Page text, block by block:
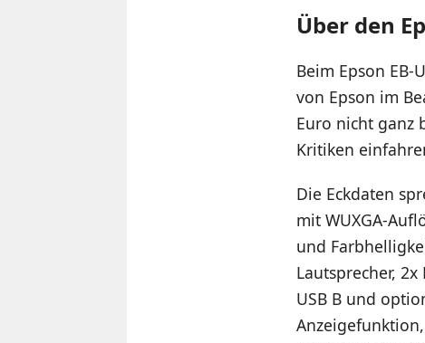
Über den
Beim Epson
von Epson im
Euro nicht ganz
Kritiken
Die Eckdaten
mit WUXGA-
und
Lautsprecher, 2x
USB B und